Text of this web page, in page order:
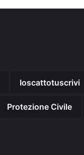
Ioscattotuscrivi
Protezione Civile